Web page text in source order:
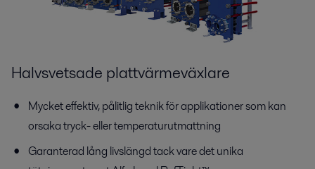
Halvsvetsade plattvärmeväxlare
Mycket effektiv, pålitlig teknik för applikationer som kan
orsaka tryck- eller temperaturutmattning
Garanterad lång livslängd tack vare det unika